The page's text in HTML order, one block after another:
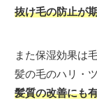
抜け毛の防止が
また保湿効果は
髪の毛のハリ・
髪質の改善にも